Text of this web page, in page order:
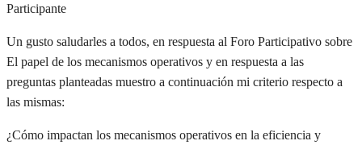
Participante
Un gusto saludarles a todos, en respuesta al Foro Participativo sobre
El papel de los mecanismos operativos y en respuesta a las
preguntas planteadas muestro a continuación mi criterio respecto a
las mismas:
¿Cómo impactan los mecanismos operativos en la eficiencia y